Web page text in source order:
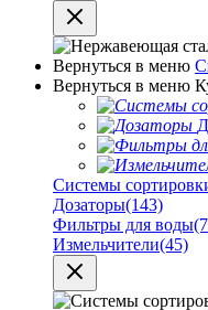
Вернуться в меню
Вернуться в меню
Системы
Дозаторы(143)
Фильтры для воды
Измельчители(45)